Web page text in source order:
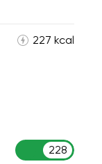
227 kcal
228